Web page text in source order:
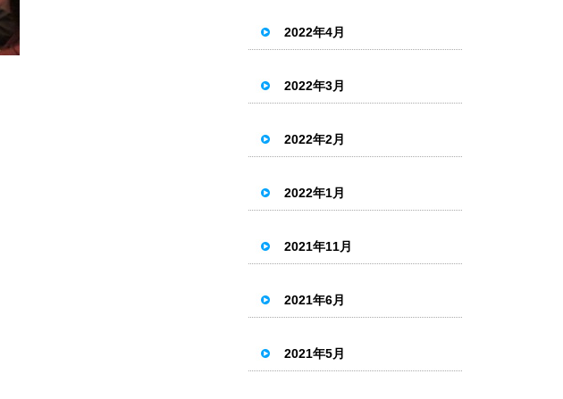
2022年4月
2022年3月
2022年2月
2022年1月
2021年11月
2021年6月
2021年5月